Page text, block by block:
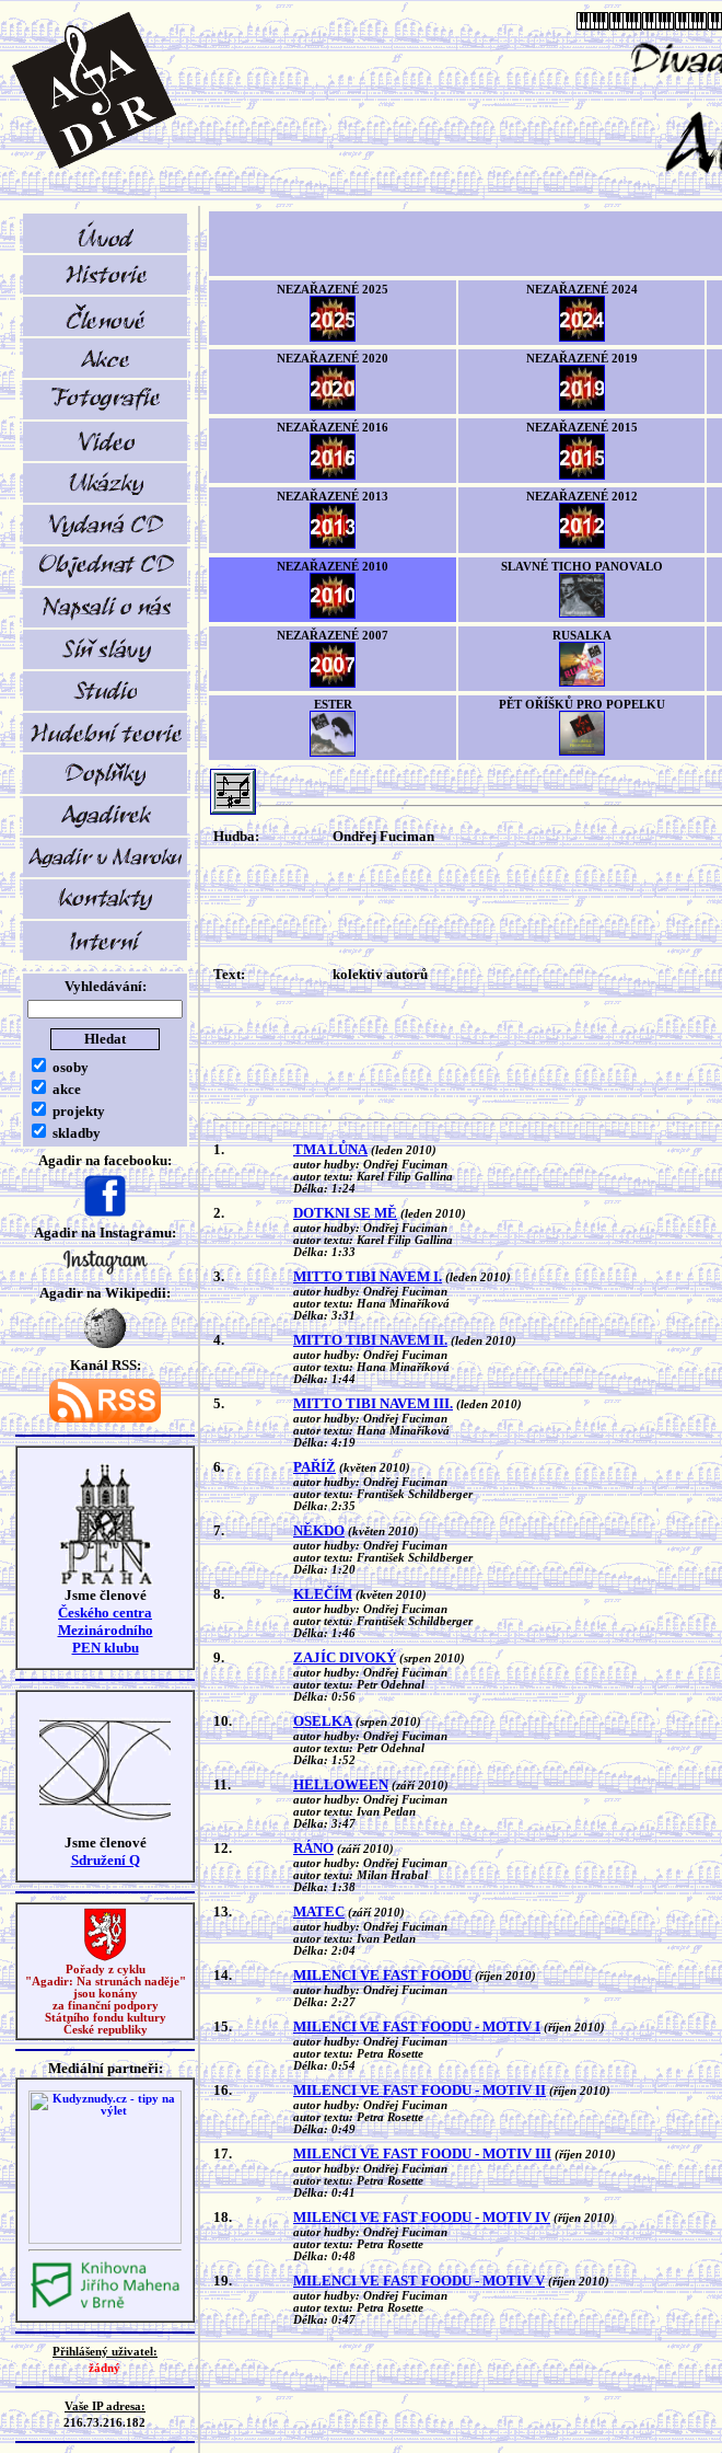
Vyhledávání:
osoby
akce
projekty
skladby
Agadir na facebooku:
Agadir na Instagramu:
Agadir na Wikipedii:
Kanál RSS:
Jsme členové
Českého centra
Mezinárodního
PEN klubu
Jsme členové
Sdružení Q
Pořady z cyklu
"Agadir: Na strunách naděje"
jsou konány
za finanční podpory
Státního fondu kultury
České republiky
Mediální partneři:
Přihlášený uživatel:
žádný
Vaše IP adresa:
216.73.216.182
NEZAŘAZENÉ 2025 NEZAŘAZENÉ 2024
NEZAŘAZENÉ 2020 NEZAŘAZENÉ 2019
NEZAŘAZENÉ 2016 NEZAŘAZENÉ 2015
NEZAŘAZENÉ 2013 NEZAŘAZENÉ 2012
NEZAŘAZENÉ 2010 SLAVNÉ TICHO PANOVALO
NEZAŘAZENÉ 2007 RUSALKA
ESTER PĚT OŘÍŠKŮ PRO POPELKU
Hudba: Ondřej Fuciman
Text: kolektiv autorů
1. TMA LŮNA (leden 2010)
autor hudby: Ondřej Fuciman
autor textu: Karel Filip Gallina
Délka: 1:24
2. DOTKNI SE MĚ (leden 2010)
autor hudby: Ondřej Fuciman
autor textu: Karel Filip Gallina
Délka: 1:33
3. MITTO TIBI NAVEM I. (leden 2010)
autor hudby: Ondřej Fuciman
autor textu: Hana Minaříková
Délka: 3:31
4. MITTO TIBI NAVEM II. (leden 2010)
autor hudby: Ondřej Fuciman
autor textu: Hana Minaříková
Délka: 1:44
5. MITTO TIBI NAVEM III. (leden 2010)
autor hudby: Ondřej Fuciman
autor textu: Hana Minaříková
Délka: 4:19
6. PAŘÍŽ (květen 2010)
autor hudby: Ondřej Fuciman
autor textu: František Schildberger
Délka: 2:35
7. NĚKDO (květen 2010)
autor hudby: Ondřej Fuciman
autor textu: František Schildberger
Délka: 1:20
8. KLEČÍM (květen 2010)
autor hudby: Ondřej Fuciman
autor textu: František Schildberger
Délka: 1:46
9. ZAJÍC DIVOKÝ (srpen 2010)
autor hudby: Ondřej Fuciman
autor textu: Petr Odehnal
Délka: 0:56
10. OSELKA (srpen 2010)
autor hudby: Ondřej Fuciman
autor textu: Petr Odehnal
Délka: 1:52
11. HELLOWEEN (září 2010)
autor hudby: Ondřej Fuciman
autor textu: Ivan Petlan
Délka: 3:47
12. RÁNO (září 2010)
autor hudby: Ondřej Fuciman
autor textu: Milan Hrabal
Délka: 1:38
13. MATEC (září 2010)
autor hudby: Ondřej Fuciman
autor textu: Ivan Petlan
Délka: 2:04
14. MILENCI VE FAST FOODU (říjen 2010)
autor hudby: Ondřej Fuciman
Délka: 2:27
15. MILENCI VE FAST FOODU - MOTIV I (říjen 2010)
autor hudby: Ondřej Fuciman
autor textu: Petra Rosette
Délka: 0:54
16. MILENCI VE FAST FOODU - MOTIV II (říjen 2010)
autor hudby: Ondřej Fuciman
autor textu: Petra Rosette
Délka: 0:49
17. MILENCI VE FAST FOODU - MOTIV III (říjen 2010)
autor hudby: Ondřej Fuciman
autor textu: Petra Rosette
Délka: 0:41
18. MILENCI VE FAST FOODU - MOTIV IV (říjen 2010)
autor hudby: Ondřej Fuciman
autor textu: Petra Rosette
Délka: 0:48
19. MILENCI VE FAST FOODU - MOTIV V (říjen 2010)
autor hudby: Ondřej Fuciman
autor textu: Petra Rosette
Délka: 0:47